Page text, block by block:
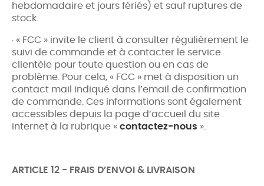
hebdomadaire et jours fériés) et sauf ruptures de
stock.
· « FCC » invite le client à consulter régulièrement le
suivi de commande et à contacter le service
clientèle pour toute question ou en cas de
problème. Pour cela, « FCC » met à disposition un
contact mail indiqué dans l’email de confirmation
de commande. Ces informations sont également
accessibles depuis la page d’accueil du site
internet à la rubrique « contactez-nous ».
ARTICLE 12 - FRAIS D’ENVOI & LIVRAISON